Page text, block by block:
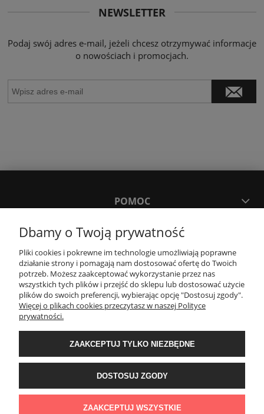
NEWSLETTER
Podaj swój adres e-mail, jeżeli chcesz otrzymywać informacje
o nowościach i promocjach.
POMOC
MOJE KONTO
PŁATNOŚCI I DOSTAWA
KONTAKT
Wyposażenie łazienek Łazienki.eco | Pawła 23, 41-708 Ruda Śląska | E-mail:
sklep@lazienki.eco | Tel.: 600 012 164 lub 600 012 159 | TGS Przemysław
Stoń | NIP: 6312213594 | REGON: 276403698
Dbamy o Twoją prywatność
Pliki cookies i pokrewne im technologie umożliwiają poprawne
działanie strony i pomagają nam dostosować ofertę do Twoich
potrzeb. Możesz zaakceptować wykorzystanie przez nas
wszystkich tych plików i przejść do sklepu lub dostosować użycie
plików do swoich preferencji, wybierając opcję "Dostosuj zgody".
Więcej o plikach cookies przeczytasz w naszej Polityce
prywatności.
ZAAKCEPTUJ TYLKO NIEZBĘDNE
DOSTOSUJ ZGODY
ZAAKCEPTUJ WSZYSTKIE